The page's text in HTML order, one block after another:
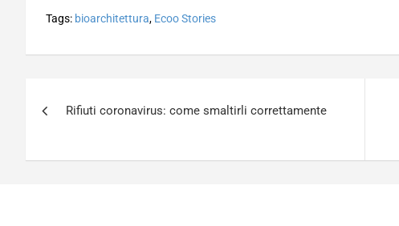
Tags: bioarchitettura, Ecoo Stories
Rifiuti coronavirus: come smaltirli correttamente